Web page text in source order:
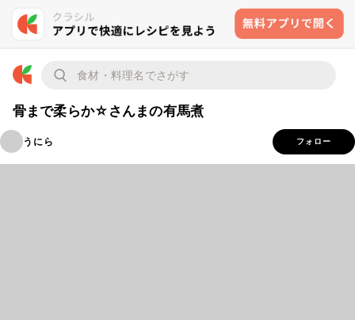
骨まで柔らか☆さんまの有馬煮
うにら フォロー